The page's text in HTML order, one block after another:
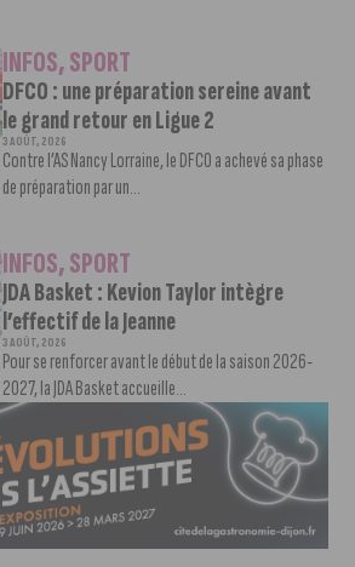
INFOS,SPORT
DFCO : une préparation sereine avant
le grand retour en Ligue 2
3 AOÛT, 2026
Contre l’AS Nancy Lorraine, le DFCO a achevé sa phase
de préparation par un...
INFOS,SPORT
JDA Basket : Kevion Taylor intègre
l’effectif de la Jeanne
3 AOÛT, 2026
Pour se renforcer avant le début de la saison 2026-
2027, la JDA Basket accueille...